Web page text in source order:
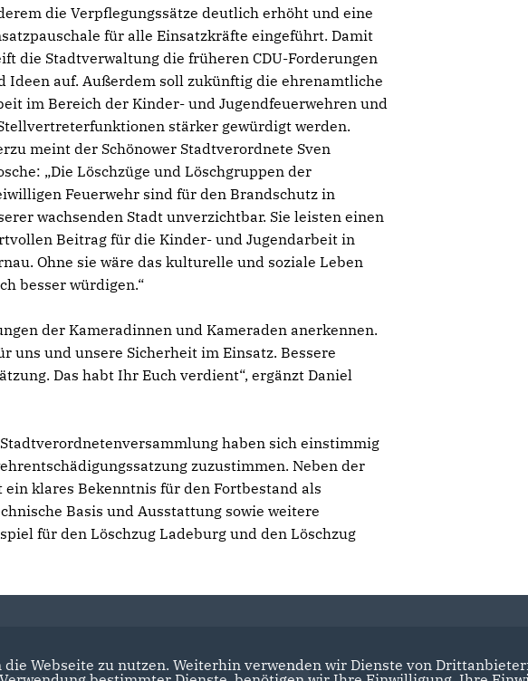
die Verpflegungssätze deutlich erhöht und eine
für alle Einsatzkräfte eingeführt. Damit
die Stadtverwaltung die früheren CDU-Forderungen
Ideen auf. Außerdem soll zukünftig die ehrenamtliche
im Bereich der Kinder- und Jugendfeuerwehren und
stärker gewürdigt werden.
meint der Schönower Stadtverordnete Sven
„Die Löschzüge und Löschgruppen der
Feuerwehr sind für den Brandschutz in
wachsenden Stadt unverzichtbar. Sie leisten einen
Beitrag für die Kinder- und Jugendarbeit in
Ohne sie wäre das kulturelle und soziale Leben
besser würdigen.“
der Kameradinnen und Kameraden anerkennen.
uns und unsere Sicherheit im Einsatz. Bessere
Das habt Ihr Euch verdient“, ergänzt Daniel
haben sich einstimmig
zuzustimmen. Neben der
klares Bekenntnis für den Fortbestand als
Basis und Ausstattung sowie weitere
für den Löschzug Ladeburg und den Löschzug
Webseite zu nutzen. Weiterhin verwenden wir Dienste von